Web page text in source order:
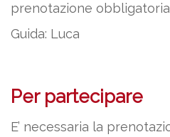
prenotazione obbligatoria
Guida: Luca
Per partecipare
E’ necessaria la